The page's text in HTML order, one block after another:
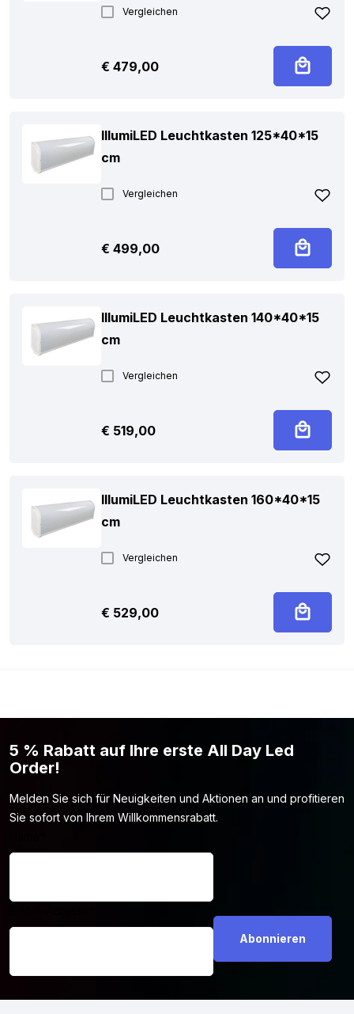
Vergleichen
€ 479,00
IllumiLED Leuchtkasten 125*40*15
cm
Vergleichen
€ 499,00
IllumiLED Leuchtkasten 140*40*15
cm
Vergleichen
€ 519,00
IllumiLED Leuchtkasten 160*40*15
cm
Vergleichen
€ 529,00
5 % Rabatt auf Ihre erste All Day Led
Order!
Melden Sie sich für Neuigkeiten und Aktionen an und profitieren
Sie sofort von Ihrem Willkommensrabatt.